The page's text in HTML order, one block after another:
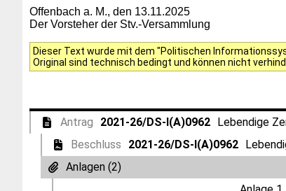
Offenbach a. M., den 13.11.2025
Der Vorsteher der Stv.-Versammlung
Dieser Text wurde mit dem "Politischen
Original sind technisch bedingt und können nicht
Antrag 2021-26/DS-I(A)0962
Lebendige
Beschluss
2021-26/DS-I(A)0962
Anlagen (2)